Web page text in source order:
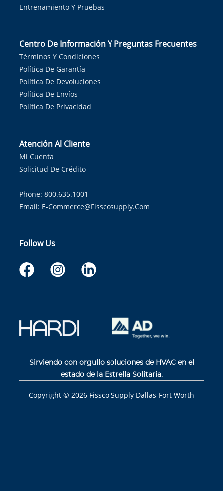
Entrenamiento Y Pruebas
Centro De Información Y Preguntas Frecuentes
Términos Y Condiciones
Política De Garantía
Política De Devoluciones
Política De Envíos
Política De Privacidad
Atención Al Cliente
Mi Cuenta
Solicitud De Crédito
Phone: 800.635.1001
Email: E-Commerce@fisscosupply.com
Follow Us
Sirviendo con orgullo soluciones de HVAC en el
estado de la Estrella Solitaria.
Copyright © 2026 Fissco Supply Dallas-Fort Worth